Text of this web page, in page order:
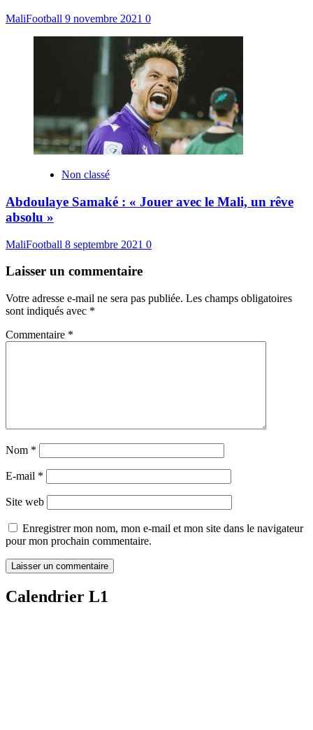
MaliFootball 9 novembre 2021 0
Non classé
Abdoulaye Samaké : « Jouer avec le Mali, un rêve
absolu »
MaliFootball 8 septembre 2021 0
Laisser un commentaire
Votre adresse e-mail ne sera pas publiée. Les champs obligatoires
sont indiqués avec *
Commentaire *
Nom *
E-mail *
Site web
Enregistrer mon nom, mon e-mail et mon site dans le navigateur
pour mon prochain commentaire.
Calendrier L1